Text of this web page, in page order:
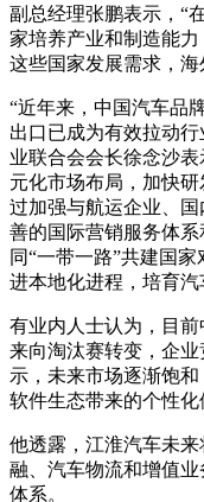
副总经理张鹏表示，“
家培养产业和制造能
这些国家发展需求，
“近年来，中国汽车品
出口已成为有效拉动
业联合会会长徐念沙
元化市场布局，加快
过加强与航运企业、
善的国际营销服务体
同“一带一路”共建国
进本地化进程，培育汽
有业内人士认为，目
来向淘汰赛转变，企
示，未来市场逐渐饱
软件生态带来的个性化
他透露，江淮汽车未
融、汽车物流和增值
体系。